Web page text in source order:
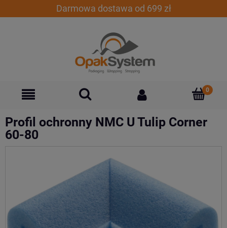
Darmowa dostawa od 699 zł
Profil ochronny NMC U Tulip Corner
60-80